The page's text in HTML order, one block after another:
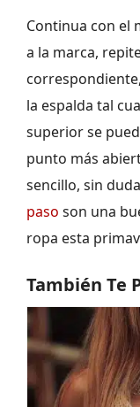
Continua con el
a la marca,
la espalda tal
superior se
punto más
sencillo, sin
paso son una
ropa esta
También Te